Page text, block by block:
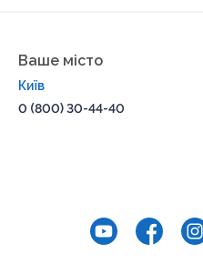
Ваше місто
Київ
0 (800) 30-44-40